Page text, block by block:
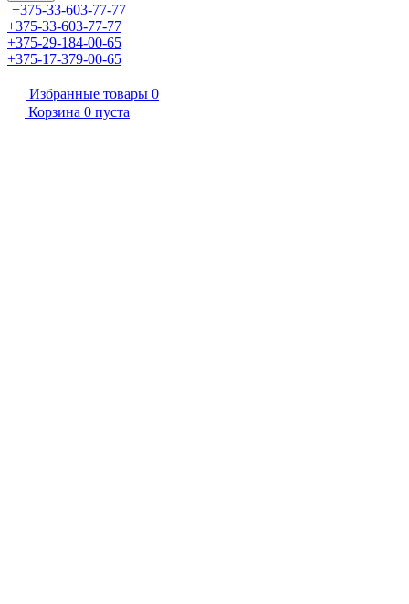
+375-33-603-77-77
+375-33-603-77-77
+375-29-184-00-65
+375-17-379-00-65
Избранные товары 0
Корзина 0 пуста